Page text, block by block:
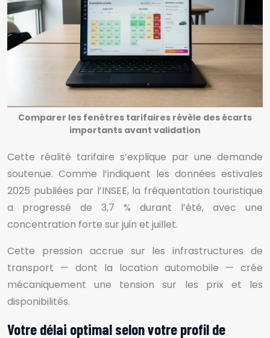
Comparer les fenêtres tarifaires révèle des écarts
importants avant validation
Cette réalité tarifaire s’explique par une demande
soutenue. Comme l’indiquent les données estivales
2025 publiées par l’INSEE, la fréquentation touristique
a progressé de 3,7 % durant l’été, avec une
concentration forte sur juin et juillet.
Cette pression accrue sur les infrastructures de
transport — dont la location automobile — crée
mécaniquement une tension sur les prix et les
disponibilités.
Votre délai optimal selon votre profil de